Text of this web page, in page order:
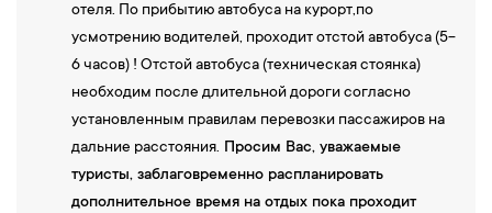
отеля. По прибытию автобуса на курорт,по
усмотрению водителей, проходит отстой автобуса (5-
6 часов) ! Отстой автобуса (техническая стоянка)
необходим после длительной дороги согласно
установленным правилам перевозки пассажиров на
дальние расстояния. Просим Вас, уважаемые
туристы, заблаговременно распланировать
дополнительное время на отдых пока проходит